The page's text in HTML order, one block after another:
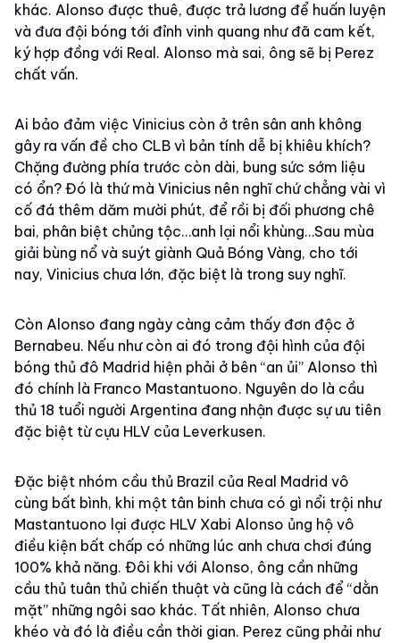
khác. Alonso được thuê, được trả lương để huấn luyện
và đưa đội bóng tới đỉnh vinh quang như đã cam kết,
ký hợp đồng với Real. Alonso mà sai, ông sẽ bị Perez
chất vấn.
Ai bảo đảm việc Vinicius còn ở trên sân anh không
gây ra vấn đề cho CLB vì bản tính dễ bị khiêu khích?
Chặng đường phía trước còn dài, bung sức sớm liệu
có ổn? Đó là thứ mà Vinicius nên nghĩ chứ chẳng vài vì
cố đá thêm dăm mười phút, để rồi bị đối phương chê
bai, phân biệt chủng tộc…anh lại nổi khùng…Sau mùa
giải bùng nổ và suýt giành Quả Bóng Vàng, cho tới
nay, Vinicius chưa lớn, đặc biệt là trong suy nghĩ.
Còn Alonso đang ngày càng cảm thấy đơn độc ở
Bernabeu. Nếu như còn ai đó trong đội hình của đội
bóng thủ đô Madrid hiện phải ở bên “an ủi” Alonso thì
đó chính là Franco Mastantuono. Nguyên do là cầu
thủ 18 tuổi người Argentina đang nhận được sự ưu tiên
đặc biệt từ cựu HLV của Leverkusen.
Đặc biệt nhóm cầu thủ Brazil của Real Madrid vô
cùng bất bình, khi một tân binh chưa có gì nổi trội như
Mastantuono lại được HLV Xabi Alonso ủng hộ vô
điều kiện bất chấp có những lúc anh chưa chơi đúng
100% khả năng. Đôi khi với Alonso, ông cần những
cầu thủ tuân thủ chiến thuật và cũng là cách để “dằn
mặt” những ngôi sao khác. Tất nhiên, Alonso chưa
khéo và đó là điều cần thời gian. Perez cũng phải như